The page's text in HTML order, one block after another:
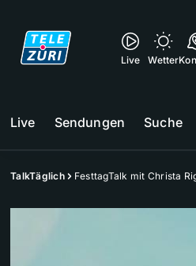
Live Wetter
Live Sendungen Suche
TalkTäglich FesttagTalk mit Christa